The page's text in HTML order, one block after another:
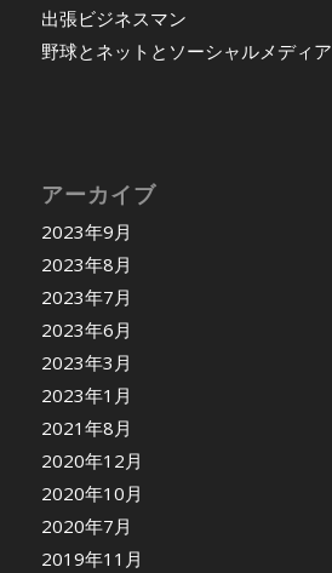
出張ビジネスマン
野球とネットとソーシャルメディア
アーカイブ
2023年9月
2023年8月
2023年7月
2023年6月
2023年3月
2023年1月
2021年8月
2020年12月
2020年10月
2020年7月
2019年11月